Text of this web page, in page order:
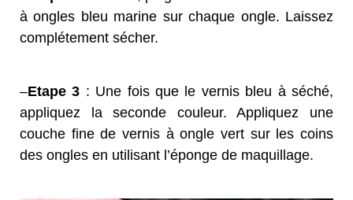
à ongles bleu marine sur chaque ongle. Laissez
complétement sécher.
–Etape 3 : Une fois que le vernis bleu à séché,
appliquez la seconde couleur. Appliquez une
couche fine de vernis à ongle vert sur les coins
des ongles en utilisant l’éponge de maquillage.